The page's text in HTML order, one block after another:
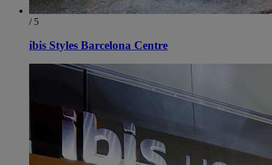
/ 5
ibis Styles Barcelona Centre